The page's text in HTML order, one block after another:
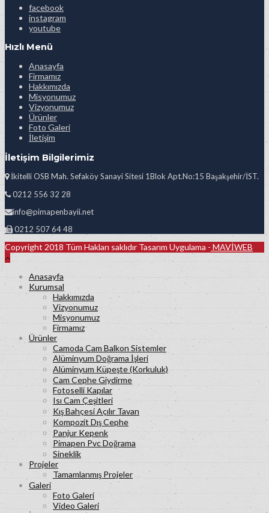
facebook
instagram
youtube
Hızlı Menü
Anasayfa
Firmamız
Hakkımızda
Misyonumuz
Vizyonumuz
Ürünler
Foto Galeri
İletişim
İletişim Bilgilerimiz
İkitelli OSB Mah. Sefaköy Sanayi Sitesi 1Blok Apt.No:15 Başakşehir/İST.
0212 556 32 28
info@pimapenbayii.net
0212 507 64 48
Copyright 2018 Tüm Hakları saklıdır Tasarım Uygulama - MAVİWEB
Anasayfa
Kurumsal
Hakkımızda
Vizyonumuz
Misyonumuz
Firmamız
Ürünler
Camoda Cam Balkon Sistemler
Alüminyum Doğrama İşleri
Alüminyum Küpeşte (Korkuluk)
Cam Cephe Giydirme
Fotoselli Kapılar
Isı Cam Çeşitleri
Kış Bahçesi Açılır Tavan
Kompozit Dış Cephe
Panjur Kepenk
Pimapen Pvc Doğrama
Sineklik
Projeler
Tamamlanmış Projeler
Galeri
Foto Galeri
Video Galeri